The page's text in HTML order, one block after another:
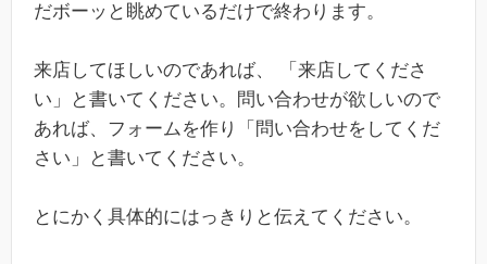
だボーッと眺めているだけで終わります。
来店してほしいのであれば、 「来店してくださ
い」と書いてください。問い合わせが欲しいので
あれば、フォームを作り「問い合わせをしてくだ
さい」と書いてください。
とにかく具体的にはっきりと伝えてください。